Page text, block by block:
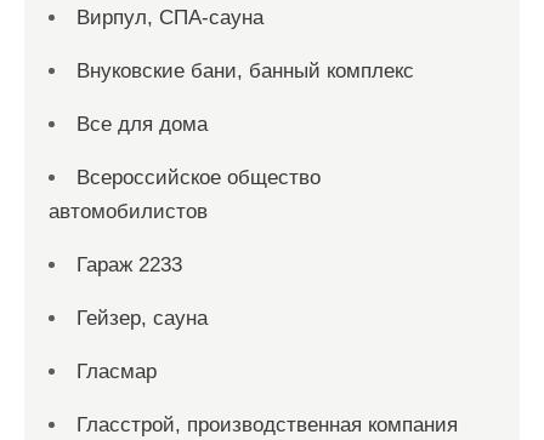
Вирпул, СПА-сауна
Внуковские бани, банный комплекс
Все для дома
Всероссийское общество
автомобилистов
Гараж 2233
Гейзер, сауна
Гласмар
Гласстрой, производственная компания